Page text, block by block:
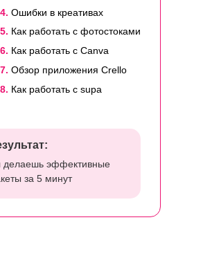
делаешь эффективные
за 5 минут
Ошибки в креативах
Как работать с фотостоками
Как работать с Canva
Обзор приложения Crello
Как работать с supa